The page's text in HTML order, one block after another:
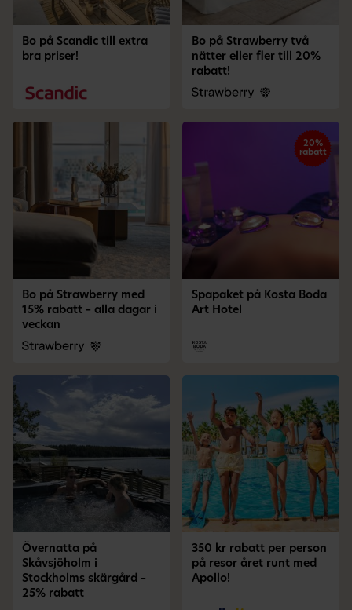
Bo på Scandic till extra
bra priser!
Bo på Strawberry två
nätter eller fler till 20%
rabatt!
Bo på Strawberry med
15% rabatt – alla dagar i
veckan
20%
rabatt
Spapaket på Kosta Boda
Art Hotel
Övernatta på
Skåvsjöholm i
Stockholms skärgård –
25% rabatt
350 kr rabatt per person
på resor året runt med
Apollo!